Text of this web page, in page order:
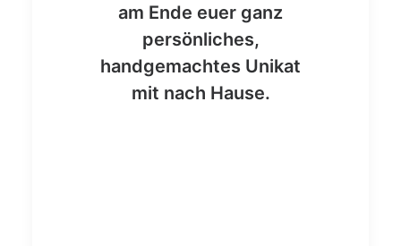
am Ende euer ganz
persönliches,
handgemachtes Unikat
mit nach Hause.